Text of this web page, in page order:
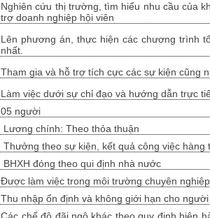
Nghiên cứu thị trường, tìm hiểu nhu cầu của
trợ doanh nghiệp hội viên
Lên phương án, thực hiện các chương trình
nhất.
Tham gia và hỗ trợ tích cực các sự kiện cũng
Làm việc dưới sự chỉ đạo và hướng dẫn trực
05 người
Lương chính: Theo thỏa thuận
Thưởng theo sự kiện, kết quả công việc
BHXH đóng theo qui định nhà nước
Được làm việc trong môi trường chuyên
Thu nhập ổn định và không giới hạn cho